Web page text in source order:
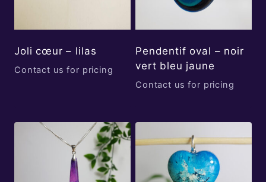
Joli cœur – lilas
Contact us for pricing
Pendentif oval – noir
vert bleu jaune
Contact us for pricing